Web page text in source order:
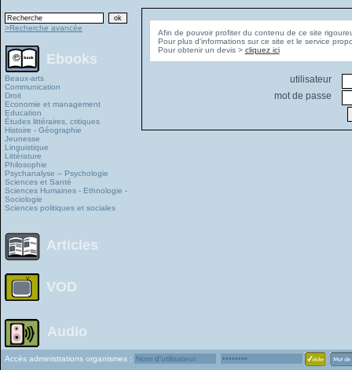
>Recherche avancée
Ebooks
Beaux-arts
Communication
Droit
Economie et management
Education
Études littéraires, critiques
Histoire - Géographie
Jeunesse
Linguistique
Littérature
Philosophie
Psychanalyse – Psychologie
Sciences et Santé
Sciences Humaines - Ethnologie -
Sociologie
Sciences politiques et sociales
Articles
VOD
Audio
Afin de pouvoir profiter du contenu de ce site
Pour plus d'informations sur ce site et le service
Pour obtenir un devis > cliquez ici
utilisateur
mot de passe
Accès administrations organismes :